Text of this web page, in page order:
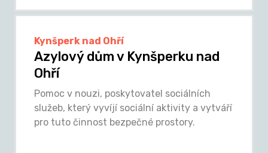
Kynšperk nad Ohří
Azylový dům v Kynšperku nad
Ohří
Pomoc v nouzi, poskytovatel sociálních
služeb, který vyvíjí sociální aktivity a vytváří
pro tuto činnost bezpečné prostory.